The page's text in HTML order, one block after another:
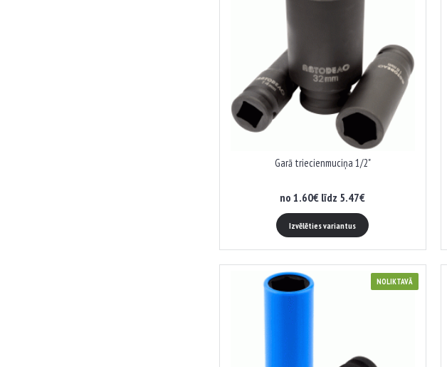
Garā triecienmuciņa 1/2"
no 1.60€ līdz 5.47€
Izvēlēties variantus
NOLIKTAVĀ